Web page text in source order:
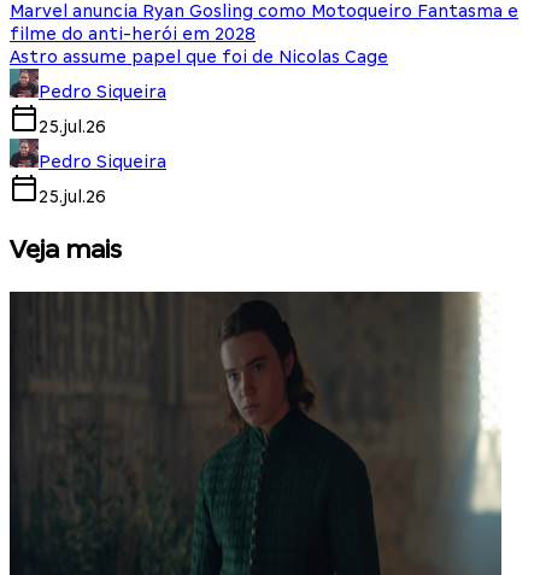
Marvel anuncia Ryan Gosling como Motoqueiro Fantasma e
filme do anti-herói em 2028
Astro assume papel que foi de Nicolas Cage
Pedro Siqueira
25.jul.26
Pedro Siqueira
25.jul.26
Veja mais